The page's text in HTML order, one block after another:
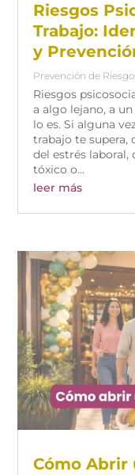
Riesgos
Trabajo:
y
Prevención de
Riesgos
a algo lejano, a
lo es. Si alguna
trabajo te supera,
del estrés laboral,
tóxico o...
leer más
Cómo Abrir